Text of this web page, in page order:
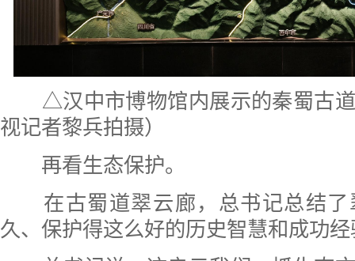
△汉中市博物馆内展示的秦蜀古道
视记者黎兵拍摄）
再看生态保护。
在古蜀道翠云廊，总书记总结了
久、保护得这么好的历史智慧和成功